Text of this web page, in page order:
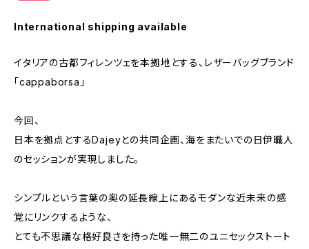
International shipping available
イタリアの古都フィレンツェを本拠地とする、レザーバッグブランド
「cappaborsa」
今回、
日本を拠点とするDajeyとの共同企画、海をまたいでの日伊職人
のセッションが実現しました。
シンプルという言葉の奥の延長線上にあるモダンな近未来の感
覚にリンクするような、
とても不思議な格好良さを持った唯一無二のユニセックストート